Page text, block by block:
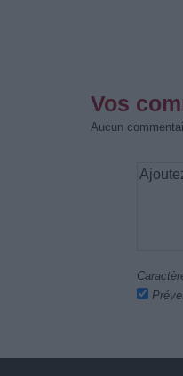
Vos
Aucun